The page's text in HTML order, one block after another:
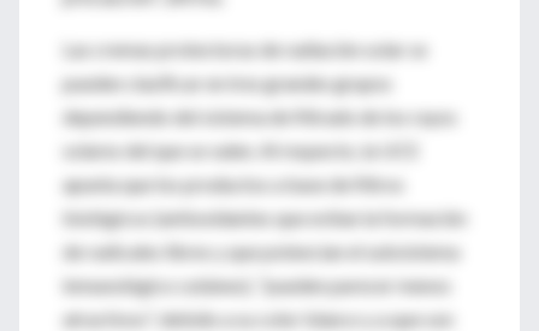
Las cremas protectoras de radiación solar se
pueden clasificar en tres grandes grupos
dependiendo del sistema de filtrado de los rayos
solares del que se valen. Al respecto, la UCE
apunta que los productos a base de filtros
biológicos (antioxidantes que evitan la formación
de radicales libres y que potencian el subsistema
inmunológico cutáneo), "pueden parecer menos
atractivos", debido a su color blanco y a que son